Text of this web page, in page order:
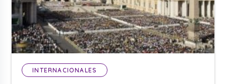
INTERNACIONALES